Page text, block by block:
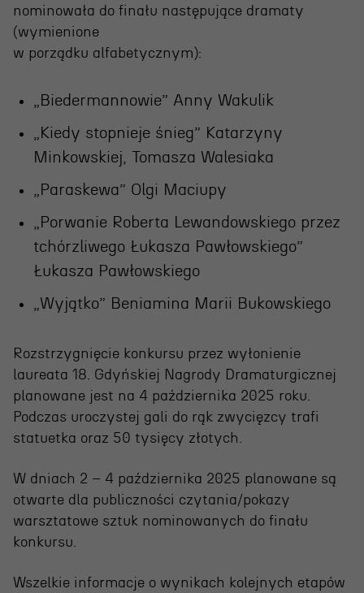
Sponsorzy
Kontakt & Zespół
Edukacja
Wydarzenia
Oferta edukacyjna
Polecamy
OSIECKA. ARCHIPELAGI
nominowała do finału następujące dramaty
(wymienione
w porządku alfabetycznym):
„Biedermannowie” Anny Wakulik
„Kiedy stopnieje śnieg” Katarzyny
Minkowskiej, Tomasza Walesiaka
„Paraskewa” Olgi Maciupy
„Porwanie Roberta Lewandowskiego przez
tchórzliwego Łukasza Pawłowskiego”
Łukasza Pawłowskiego
„Wyjątko” Beniamina Marii Bukowskiego
Rozstrzygnięcie konkursu przez wyłonienie
laureata 18. Gdyńskiej Nagrody Dramaturgicznej
planowane jest na 4 października 2025 roku.
Podczas uroczystej gali do rąk zwycięzcy trafi
statuetka oraz 50 tysięcy złotych.
W dniach 2 – 4 października 2025 planowane są
otwarte dla publiczności czytania/pokazy
warsztatowe sztuk nominowanych do finału
konkursu.
Wszelkie informacje o wynikach kolejnych etapów